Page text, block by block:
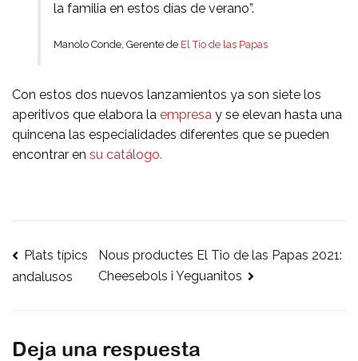
la familia en estos días de verano”.
Manolo Conde, Gerente de El Tío de las Papas
Con estos dos nuevos lanzamientos ya son siete los
aperitivos que elabora la empresa y se elevan hasta una
quincena las especialidades diferentes que se pueden
encontrar en su catálogo.
Navegación
Plats típics
andalusos
Nous productes El Tio de las Papas 2021:
Cheesebols i Yeguanitos
Deja una respuesta